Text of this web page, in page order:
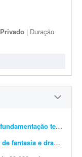
Privado | Duração
Ghostwriter - sociologia/psicologia para fundamentação teórica
Escrita do segundo livro de série autoral de fantasia e drama